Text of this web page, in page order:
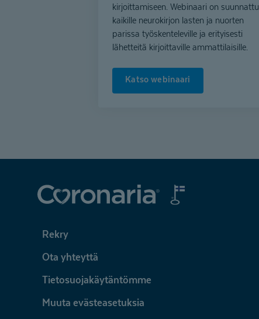
kirjoittamiseen. Webinaari on suunnattu
kaikille neurokirjon lasten ja nuorten
parissa työskenteleville ja erityisesti
lähetteitä kirjoittaville ammattilaisille.
Katso webinaari
Coronaria
Rekry
Ota yhteyttä
Tietosuojakäytäntömme
Muuta evästeasetuksia